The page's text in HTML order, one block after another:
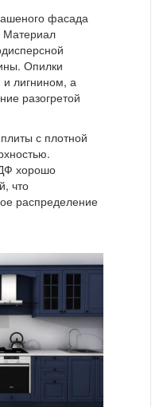
фасада
Опилки
лигнином, а
разогретой
с плотной
хорошо
что
распределение